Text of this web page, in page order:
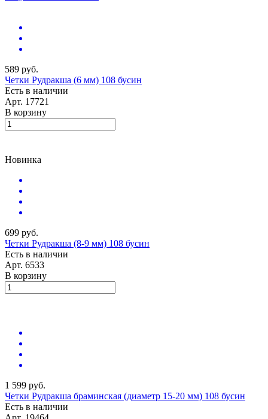
589 руб.
Четки Рудракша (6 мм) 108 бусин
Есть в наличии
Арт. 17721
В корзину
Новинка
699 руб.
Четки Рудракша (8-9 мм) 108 бусин
Есть в наличии
Арт. 6533
В корзину
1 599 руб.
Четки Рудракша браминская (диаметр 15-20 мм) 108 бусин
Есть в наличии